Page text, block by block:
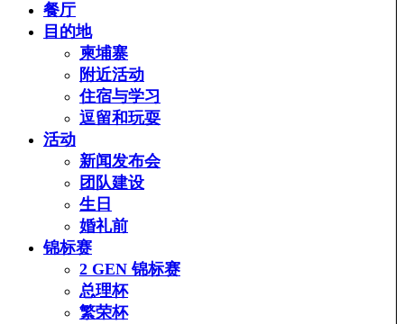
餐厅
目的地
柬埔寨
附近活动
住宿与学习
逗留和玩耍
活动
新闻发布会
团队建设
生日
婚礼前
锦标赛
2 GEN 锦标赛
总理杯
繁荣杯